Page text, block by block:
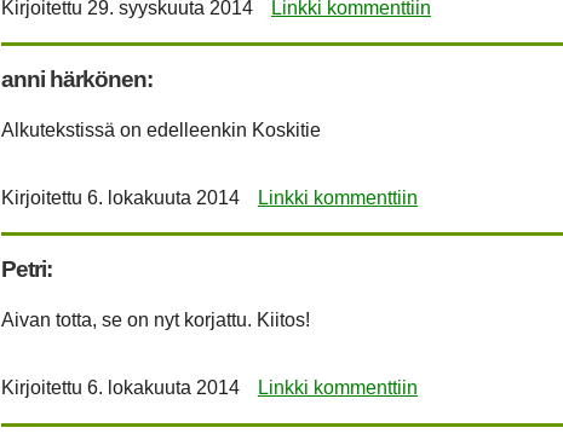
Kirjoitettu 29. syyskuuta 2014 Linkki kommenttiin
anni härkönen:
Alkutekstissä on edelleenkin Koskitie
Kirjoitettu 6. lokakuuta 2014 Linkki kommenttiin
Petri:
Aivan totta, se on nyt korjattu. Kiitos!
Kirjoitettu 6. lokakuuta 2014 Linkki kommenttiin